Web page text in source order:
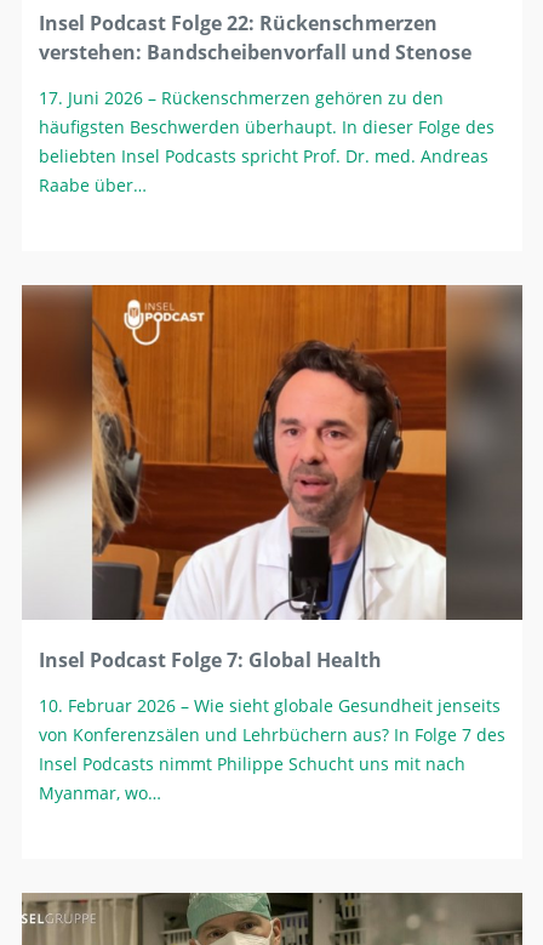
Insel Podcast Folge 22: Rückenschmerzen
verstehen: Bandscheibenvorfall und Stenose
17. Juni 2026 – Rückenschmerzen gehören zu den
häufigsten Beschwerden überhaupt. In dieser Folge des
beliebten Insel Podcasts spricht Prof. Dr. med. Andreas
Raabe über…
Insel Podcast Folge 7: Global Health
10. Februar 2026 – Wie sieht globale Gesundheit jenseits
von Konferenzsälen und Lehrbüchern aus? In Folge 7 des
Insel Podcasts nimmt Philippe Schucht uns mit nach
Myanmar, wo…